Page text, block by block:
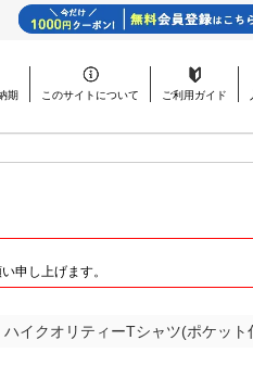
期 このサイトについて ご利用ガイド
申し上げます。
ハイクオリティーTシャツ(ポケット